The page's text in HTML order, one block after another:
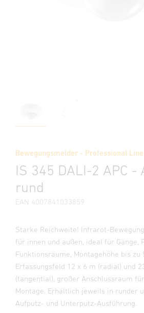
Bewegungsmelder - Professional Line
IS 345 DALI-2 APC -
rund
EAN 4007841033859
Starke Reichweite! Infrarot-
für innen und außen, ideal für Gänge,
Funktionsräume, Montagehöhe bis zu
Erfassungsfeld 12 x 6 m (radial) und
(tangential), großer Anschlussraum
Montage. Erhältlich jeweils in runder
Aufputz- und Unterputz-Ausführung.